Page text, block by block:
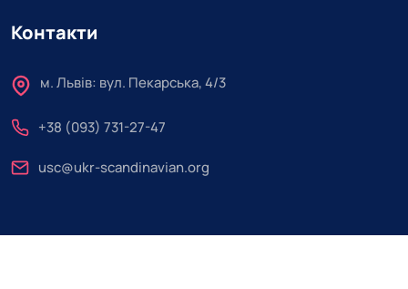
Контакти
м. Львів: вул. Пекарська, 4/3
+38 (093) 731-27-47
usc@ukr-scandinavian.org